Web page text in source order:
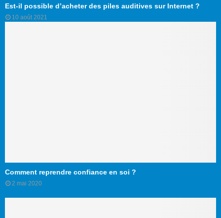
Est-il possible d’acheter des piles auditives sur Internet ?
10 août 2021
Comment reprendre confiance en soi ?
2 mai 2020